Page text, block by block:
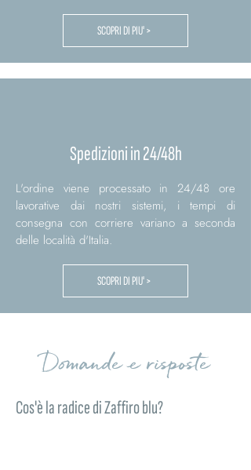
SCOPRI DI PIU' >
Spedizioni in 24/48h
L'ordine viene processato in 24/48 ore
lavorative dai nostri sistemi, i tempi di
consegna con corriere variano a seconda
delle località d'Italia.
SCOPRI DI PIU' >
Domande e risposte
Cos'è la radice di Zaffiro blu?